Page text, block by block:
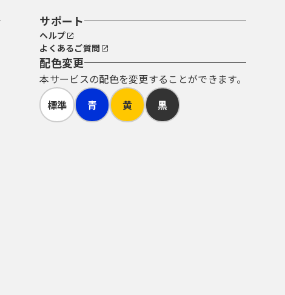
サポート
ヘルプ
よくあるご質問
配色変更
本サービスの配色を変更することができます。
標準
青 黄 黒